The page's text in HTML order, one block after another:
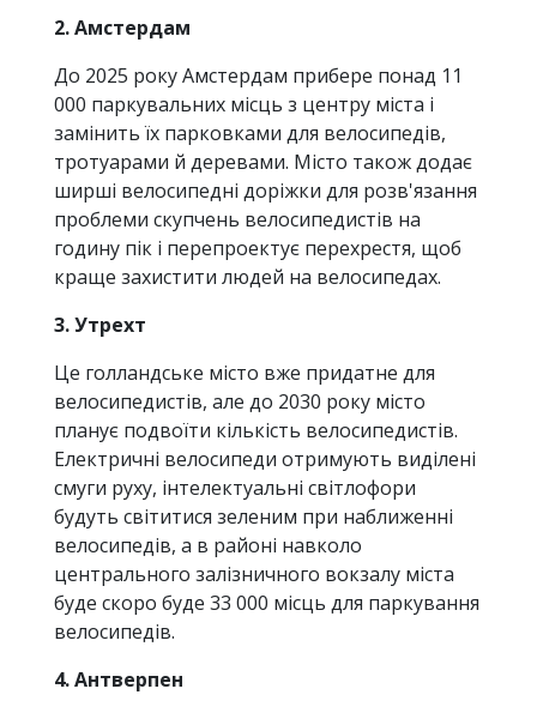
2. Амстердам
До 2025 року Амстердам прибере понад 11
000 паркувальних місць з центру міста і
замінить їх парковками для велосипедів,
тротуарами й деревами. Місто також додає
ширші велосипедні доріжки для розв'язання
проблеми скупчень велосипедистів на
годину пік і перепроектує перехрестя, щоб
краще захистити людей на велосипедах.
3. Утрехт
Це голландське місто вже придатне для
велосипедистів, але до 2030 року місто
планує подвоїти кількість велосипедистів.
Електричні велосипеди отримують виділені
смуги руху, інтелектуальні світлофори
будуть світитися зеленим при наближенні
велосипедів, а в районі навколо
центрального залізничного вокзалу міста
буде скоро буде 33 000 місць для паркування
велосипедів.
4. Антверпен